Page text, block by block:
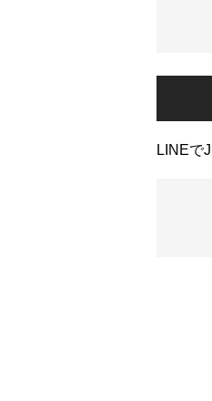
LINEで